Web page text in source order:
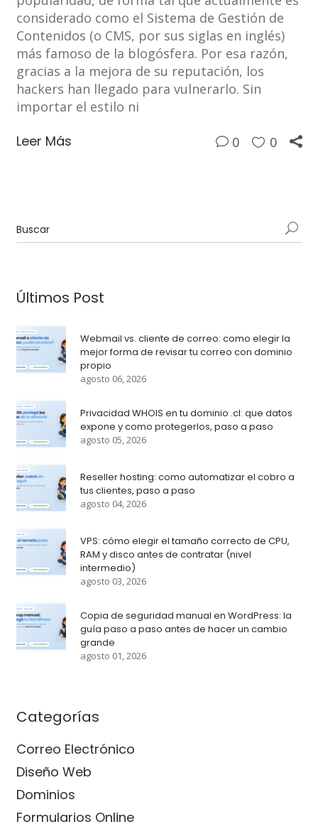
considerado como el Sistema de Gestión de
Contenidos (o CMS, por sus siglas en inglés)
más famoso de la blogósfera. Por esa razón,
gracias a la mejora de su reputación, los
hackers han llegado para vulnerarlo. Sin
importar el estilo ni
Leer Más 0 0
Últimos Post
Webmail vs. cliente de correo: como elegir la
mejor forma de revisar tu correo con dominio
propio
agosto 06, 2026
Privacidad WHOIS en tu dominio .cl: que datos
expone y como protegerlos, paso a paso
agosto 05, 2026
Reseller hosting: como automatizar el cobro a
tus clientes, paso a paso
agosto 04, 2026
VPS: cómo elegir el tamaño correcto de CPU,
RAM y disco antes de contratar (nivel
intermedio)
agosto 03, 2026
Copia de seguridad manual en WordPress: la
guía paso a paso antes de hacer un cambio
grande
agosto 01, 2026
Categorías
Correo Electrónico
Diseño Web
Dominios
Formularios Online